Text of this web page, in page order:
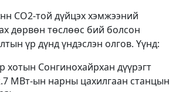
СО2-той дүйцэх хэмжээний
дөрвөн төслөөс бий болсон
үр дүнд үндэслэн олгов. Үүнд:
хотын Сонгинохайрхан дүүрэгт
МВт-ын нарны цахилгаан станцын